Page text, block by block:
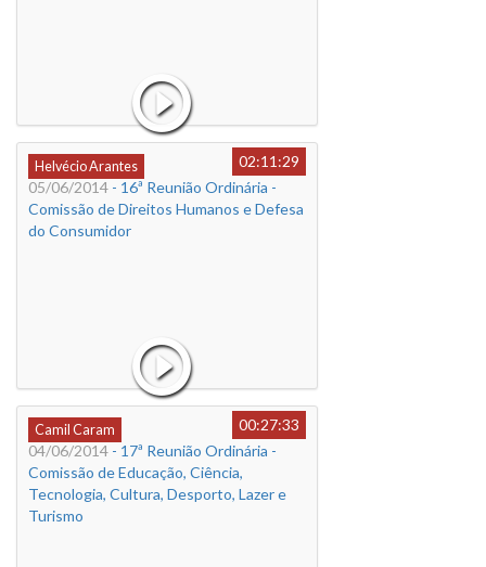
Helvécio Arantes
02:11:29
05/06/2014 - 16ª Reunião Ordinária -
Comissão de Direitos Humanos e Defesa
do Consumidor
Camil Caram
00:27:33
04/06/2014 - 17ª Reunião Ordinária -
Comissão de Educação, Ciência,
Tecnologia, Cultura, Desporto, Lazer e
Turismo